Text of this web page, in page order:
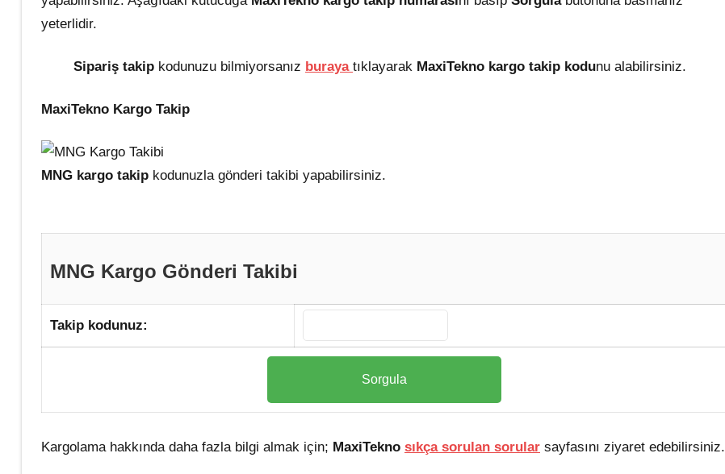
yeterlidir.
Sipariş takip kodunuzu bilmiyorsanız buraya tıklayarak MaxiTekno kargo takip kodunu alabilirsiniz.
MaxiTekno Kargo Takip
MNG kargo takip kodunuzla gönderi takibi yapabilirsiniz.
MNG Kargo Gönderi Takibi
Takip kodunuz:
Kargolama hakkında daha fazla bilgi almak için; MaxiTekno sıkça sorulan sorular sayfasını ziyaret edebilirsiniz.